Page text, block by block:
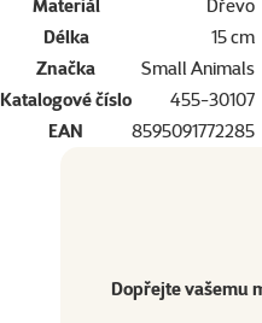
Materiál
Dřevo
Délka
15 cm
Značka
Small Animals
Katalogové číslo
455-30107
EAN
8595091772285
Dopřejte vašemu